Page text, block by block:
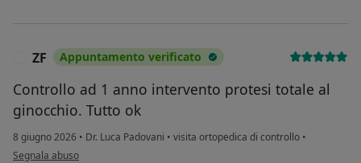
ZF Appuntamento verificato
Controllo ad 1 anno intervento protesi totale al
ginocchio. Tutto ok
8 giugno 2026 • Dr. Luca Padovani • visita ortopedica di controllo •
secondo l'opinione dell'utente ZF
Segnala abuso